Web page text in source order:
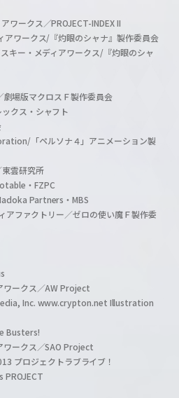
ワークス／PROJECT-INDEX II
ワークス/『灼眼のシャナ』製作委員会
キー・メディアワークス/『灼眼のシャ
場版マクロスＦ製作委員会
クス・シャフト
「ペルソナ４」アニメーション製
雲研究所
・FZPC
Partners・MBS
ファクトリー／ゼロの使い魔Ｆ製作委
ワークス／AW Project
Inc. www.crypton.net Illustration
Busters!
ークス／SAO Project
プロジェクトラブライブ！
PROJECT